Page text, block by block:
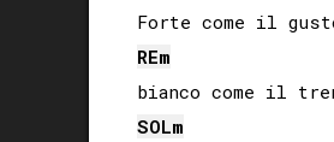
REm
SOLm